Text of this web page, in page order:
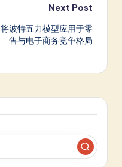
Next Post
将波特五力模型应用于零
售与电子商务竞争格局